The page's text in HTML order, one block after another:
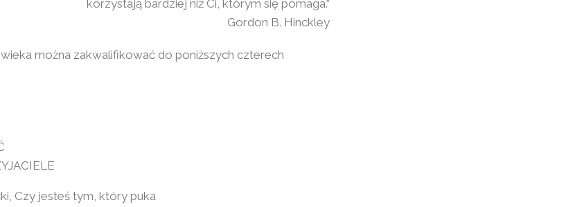
korzystają bardziej niż Ci, którym się pomaga.”
Gordon B. Hinckley
można zakwalifikować do poniższych czterech
Czy jesteś tym, który puka